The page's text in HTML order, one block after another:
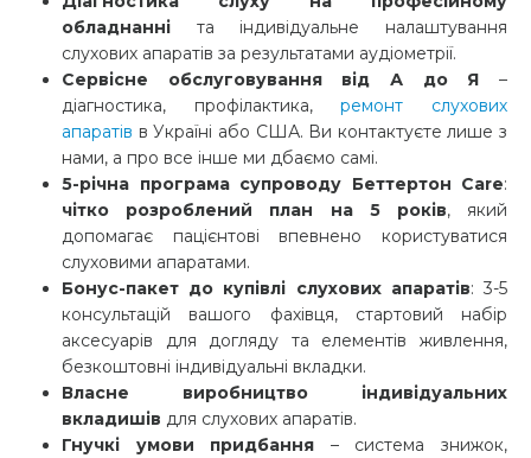
обладнанні та індивідуальне налаштування
слухових апаратів за результатами аудіометрії.
Сервісне обслуговування від А до Я –
діагностика, профілактика,ремонт слухових
апаратів в Україні або США. Ви контактуєте лише з
нами, а про все інше ми дбаємо самі.
5-річна програма супроводу Беттертон Care:
чітко розроблений план на 5 років, який
допомагає пацієнтові впевнено користуватися
слуховими апаратами.
Бонус-пакет до купівлі слухових апаратів: 3-5
консультацій вашого фахівця, стартовий набір
аксесуарів для догляду та елементів живлення,
безкоштовні індивідуальні вкладки.
Власне виробництво індивідуальних
вкладишів для слухових апаратів.
Гнучкі умови придбання – система знижок,